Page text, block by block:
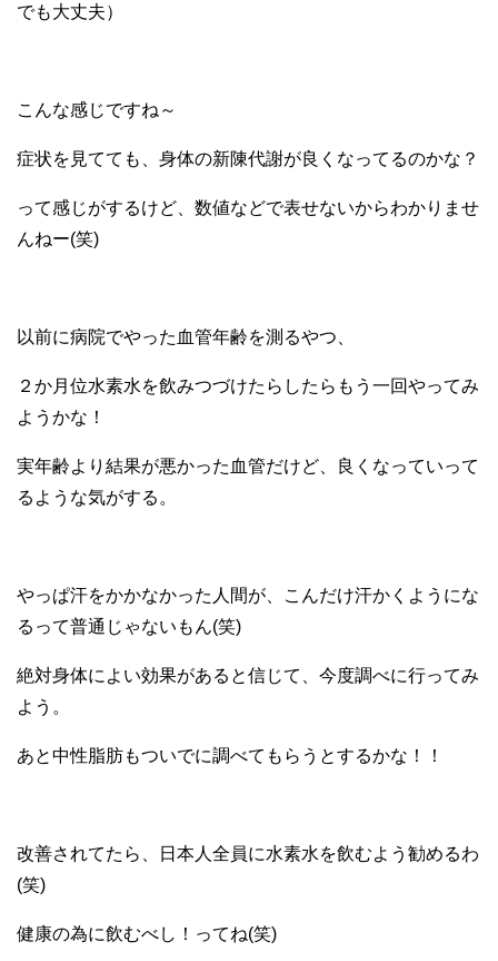
でも大丈夫）
こんな感じですね～
症状を見てても、身体の新陳代謝が良くなってるのかな？
って感じがするけど、数値などで表せないからわかりませ
んねー(笑)
以前に病院でやった血管年齢を測るやつ、
２か月位水素水を飲みつづけたらしたらもう一回やってみ
ようかな！
実年齢より結果が悪かった血管だけど、良くなっていって
るような気がする。
やっぱ汗をかかなかった人間が、こんだけ汗かくようにな
るって普通じゃないもん(笑)
絶対身体によい効果があると信じて、今度調べに行ってみ
よう。
あと中性脂肪もついでに調べてもらうとするかな！！
改善されてたら、日本人全員に水素水を飲むよう勧めるわ
(笑)
健康の為に飲むべし！ってね(笑)